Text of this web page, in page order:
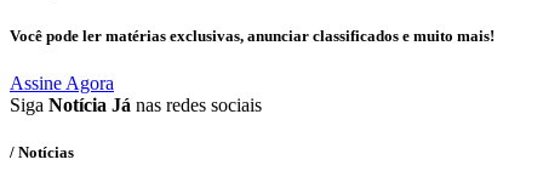
Você pode ler matérias exclusivas, anunciar classificados e muito mais!
Assine Agora
Siga Notícia Já nas redes sociais
/ Notícias